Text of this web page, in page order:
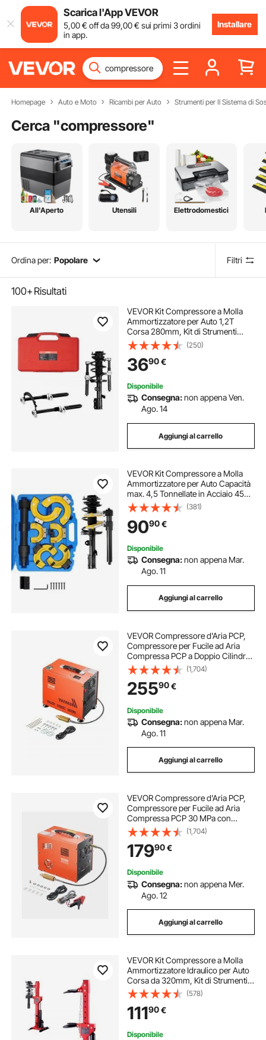
Scarica l'App VEVOR
5,00€ off da99,00€ sui primi 3 ordini
in app.
Installare
Homepage Auto e Moto Ricambi per Auto Strumenti per Il Sistema di
Cerca "compressore"
All'Aperto Utensili Elettrodomestici
Ordina per: Popolare Filtri
100+Risultati
VEVOR Kit Compressore a Molla
Ammortizzatore per Auto 1,2T
Corsa 280mm, Kit di Strumenti
Compressore a Molla 2 Pezzi in
Acciaio con Valigetta Portatile per
Rimozione Molle di Sospensione
per Auto SUV
(250)
3690€
Disponibile
Consegna:non appena Ven.
Ago. 14
Aggiungi al carrello
VEVOR Kit Compressore a Molla
Ammortizzatore per Auto Capacità
max. 4,5 Tonnellate in Acciaio 45#,
Kit di Compressore a Molla 3 Pezzi
Valigetta Portatile Rimozione Molle
di Sospensione per Auto SUV
(381)
9090€
Disponibile
Consegna:non appena Mar.
Ago. 11
Aggiungi al carrello
VEVOR Compressore d'Aria PCP,
Compressore per Fucile ad Aria
Compressa PCP a Doppio Cilindro
da 800 W, 30 MPa con Sistema di
Raffreddamento a Ventola
Integrato, per Bombola di Paintball
Senza Olio
(1,704)
25590€
Disponibile
Consegna:non appena Mar.
Ago. 11
Aggiungi al carrello
VEVOR Compressore d'Aria PCP,
Compressore per Fucile ad Aria
Compressa PCP 30 MPa con
Convertitore Integrato e Sistema di
Raffreddamento a Ventola
Integrato, per Bombola di Paintball
Senza Olio
(1,704)
17990€
Disponibile
Consegna:non appena Mer.
Ago. 12
Aggiungi al carrello
VEVOR Kit Compressore a Molla
Ammortizzatore Idraulico per Auto
Corsa da 320mm, Kit di Strumenti
Compressore a Molla Cilindro
Idraulico 4,5T con Pedale per
Rimozione Molle di Sospensione
per Auto SUV
(578)
11190€
Disponibile